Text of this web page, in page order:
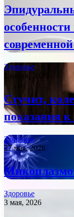
Здоровье
1 июня, 2026
Стучит,
показания
Здоровье
27 мая, 2026
Здоровье
3 мая, 2026